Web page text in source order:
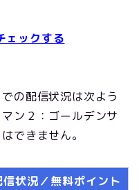
ェックする
の配信状況は次よう
ン２：ゴールデンサ
できません。
信状況／無料ポイント